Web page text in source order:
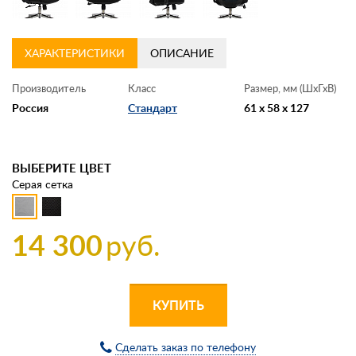
ХАРАКТЕРИСТИКИ ОПИСАНИЕ
Производитель
Россия
Класс
Стандарт
Размер, мм (ШхГхВ)
61 x 58 x 127
ВЫБЕРИТЕ ЦВЕТ
Серая сетка
14 300руб.
КУПИТЬ
Сделать заказ по телефону